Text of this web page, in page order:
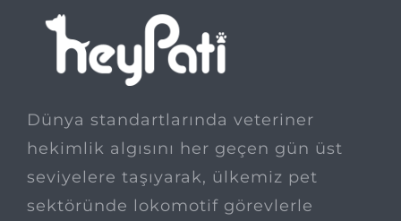
Dünya standartlarında veteriner
hekimlik algısını her geçen gün üst
seviyelere taşıyarak, ülkemiz pet
sektöründe lokomotif görevlerle